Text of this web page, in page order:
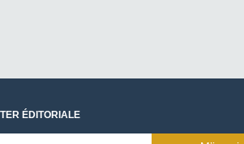
ÉDITORIALE